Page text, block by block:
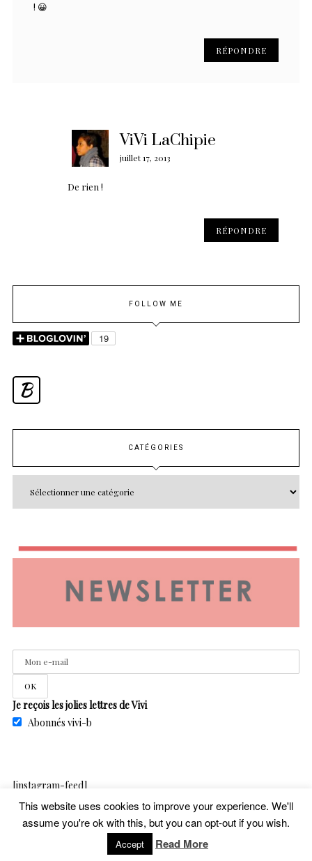
! 😀
RÉPONDRE
ViVi LaChipie
juillet 17, 2013
De rien !
RÉPONDRE
FOLLOW ME
B
CATÉGORIES
Je reçois les jolies lettres de Vivi
Abonnés vivi-b
[instagram-feed]
copyright – vivib – 2020
This website uses cookies to improve your experience. We'll
assume you're ok with this, but you can opt-out if you wish.
Accept Read More